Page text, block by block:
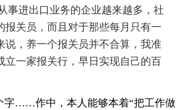
事进出口业务的企业越来越多，社
报关员，而且对于那些每月只有一
说，养一个报关员并不合算，我准
立一家报关行，早日实现自己的百
……作中，本人能够本着“把工作做